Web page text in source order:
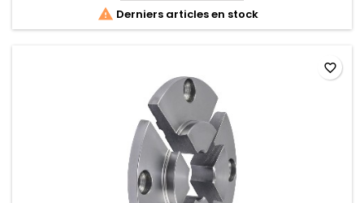
 Derniers articles en stock
favorite_border